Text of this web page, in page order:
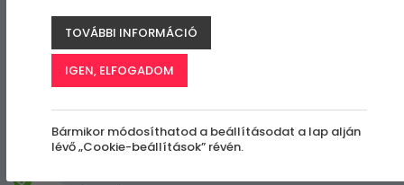
TOVÁBBI INFORMÁCIÓ
IGEN, ELFOGADOM
Bármikor módosíthatod a beállításodat a lap alján
lévő „Cookie-beállítások” révén.